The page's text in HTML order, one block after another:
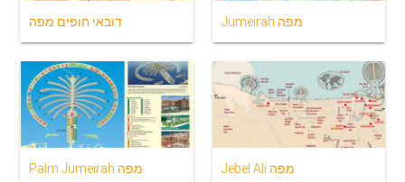
דובאי חופים מפה Jumeirah מפה
Palm Jumeirah מפה Jebel Ali מפה